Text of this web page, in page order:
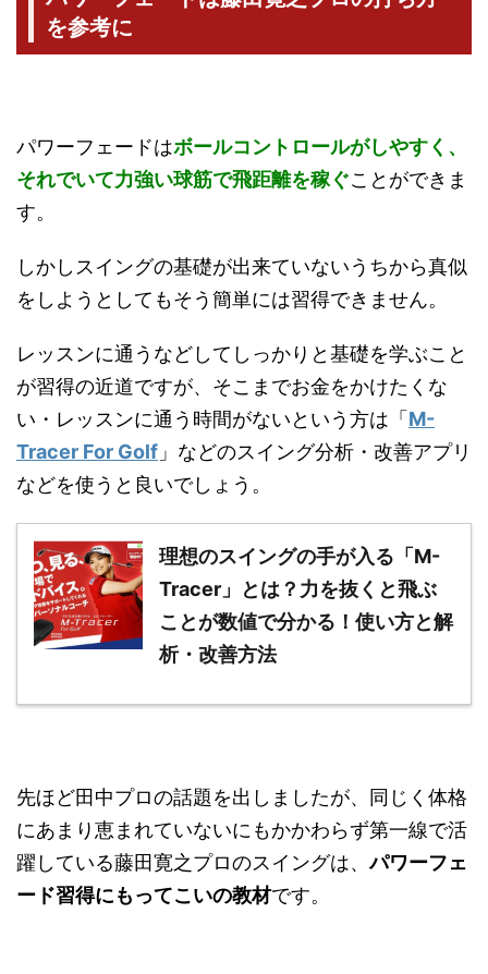
を参考に
パワーフェードはボールコントロールがしやすく、
それでいて力強い球筋で飛距離を稼ぐことができま
す。
しかしスイングの基礎が出来ていないうちから真似
をしようとしてもそう簡単には習得できません。
レッスンに通うなどしてしっかりと基礎を学ぶこと
が習得の近道ですが、そこまでお金をかけたくな
い・レッスンに通う時間がないという方は「M-
Tracer For Golf 」などのスイング分析・改善アプリ
などを使うと良いでしょう。
理想のスイングの手が入る「M-
Tracer」とは？力を抜くと飛ぶ
ことが数値で分かる！使い方と解
析・改善方法
先ほど田中プロの話題を出しましたが、同じく体格
にあまり恵まれていないにもかかわらず第一線で活
躍している藤田寛之プロのスイングは、パワーフェ
ード習得にもってこいの教材です。